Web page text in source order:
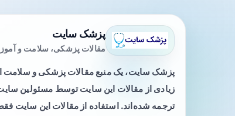
پزشک سایت
مقالات پزشکی، سلامت و
پزشک سایت، یک منبع مقالات پزشکی و
زیادی از مقالات این سایت توسط مسئولین
ترجمه شده‌اند. استفاده از مقالات این سایت